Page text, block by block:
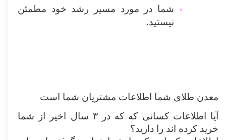
شما در مورد مسیر رشد خود مطمئن
نیستید.
معدن طلای شما اطلاعات مشتریان شما است
آیا اطلاعات کسانی که که در ۳ سال اخیر از شما
خرید کرده اند را دارید؟